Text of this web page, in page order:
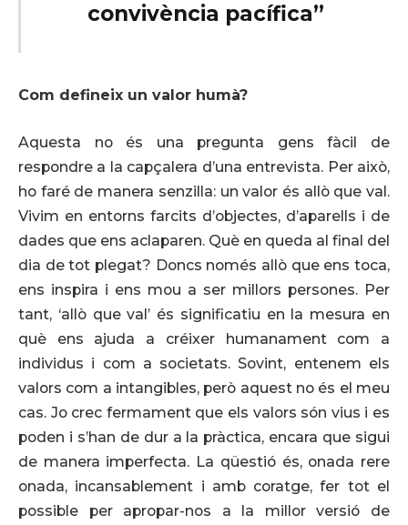
convivència pacífica”
Com defineix un valor humà?
Aquesta no és una pregunta gens fàcil de
respondre a la capçalera d’una entrevista. Per això,
ho faré de manera senzilla: un valor és allò que val.
Vivim en entorns farcits d’objectes, d’aparells i de
dades que ens aclaparen. Què en queda al final del
dia de tot plegat? Doncs només allò que ens toca,
ens inspira i ens mou a ser millors persones. Per
tant, ‘allò que val’ és significatiu en la mesura en
què ens ajuda a créixer humanament com a
individus i com a societats. Sovint, entenem els
valors com a intangibles, però aquest no és el meu
cas. Jo crec fermament que els valors són vius i es
poden i s’han de dur a la pràctica, encara que sigui
de manera imperfecta. La qüestió és, onada rere
onada, incansablement i amb coratge, fer tot el
possible per apropar-nos a la millor versió de